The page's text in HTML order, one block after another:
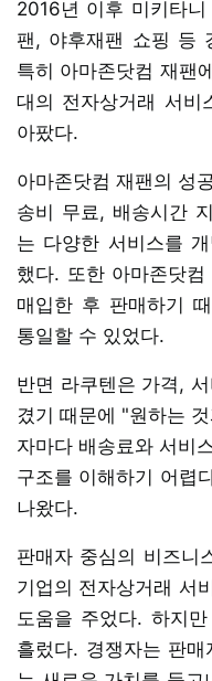
2016년 이후 미키타
팬, 야후재팬 쇼핑 등
특히 아마존닷컴 재팬
대의 전자상거래 서비
아팠다.
아마존닷컴 재팬의 성
송비 무료, 배송시간
는 다양한 서비스를
했다. 또한 아마존닷
매입한 후 판매하기
통일할 수 있었다.
반면 라쿠텐은 가격,
겼기 때문에 "원하는
자마다 배송료와 서비
구조를 이해하기 어렵
나왔다.
판매자 중심의 비즈니
기업의 전자상거래 서
도움을 주었다. 하지
흘렀다. 경쟁자는 판